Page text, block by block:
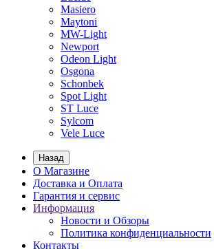
Masiero
Maytoni
MW-Light
Newport
Odeon Light
Osgona
Schonbek
Spot Light
ST Luce
Sylcom
Vele Luce
Назад
О Магазине
Доставка и Оплата
Гарантия и сервис
Информация
Новости и Обзоры
Политика конфиденциальности
Контакты